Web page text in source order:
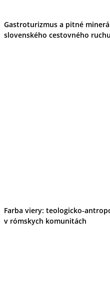
Gastroturizmus a pitné
slovenského cestovného ruchu
Farba viery: teologicko-
v rómskych komunitách